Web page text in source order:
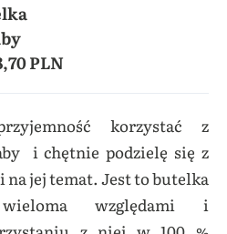
PLN
korzystać z
i chętnie podzielę się z
jej temat. Jest to butelka
względami i